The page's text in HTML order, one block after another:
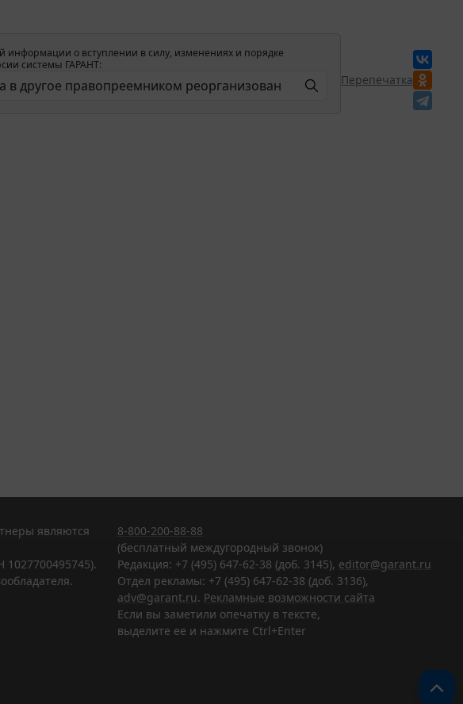
информации о вступлении в силу, изменениях и порядке
системы ГАРАНТ:
Перепечатка
являются
8-800-200-88-88
(бесплатный междугородный звонок)
Редакция: +7 (495) 647-62-38 (доб. 3145), editor@garant.ru
Отдел рекламы: +7 (495) 647-62-38 (доб. 3136),
adv@garant.ru. Рекламные возможности сайта
Если вы заметили опечатку в тексте,
выделите ее и нажмите Ctrl+Enter